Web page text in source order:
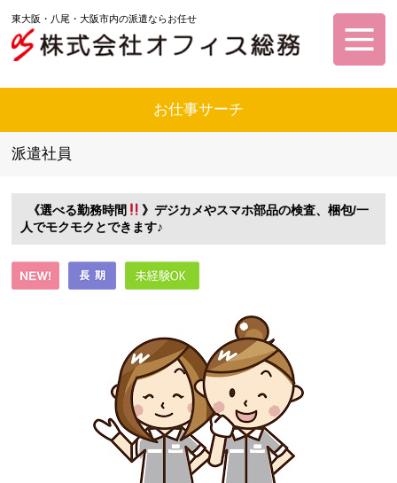
東大阪・八尾・大阪市内の派遣ならお任せ
お仕事サーチ
派遣社員
《選べる勤務時間
》デジカメやスマホ部品の検査、梱包/一
人でモクモクとできます♪